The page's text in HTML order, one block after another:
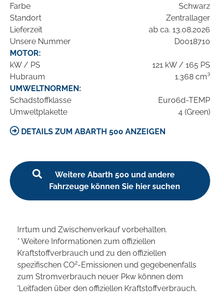
Farbe
Schwarz
Standort
Zentrallager
Lieferzeit
ab ca. 13.08.2026
Unsere Nummer
D0018710
MOTOR:
kW / PS
121 kW / 165 PS
Hubraum
1.368 cm³
UMWELTNORMEN:
Schadstoffklasse
Euro6d-TEMP
Umweltplakette
4 (Green)
DETAILS ZUM ABARTH 500 ANZEIGEN
Weitere Abarth 500 und andere
Fahrzeuge können Sie hier suchen
Irrtum und Zwischenverkauf vorbehalten.
* Weitere Informationen zum offiziellen
Kraftstoffverbrauch und zu den offiziellen
spezifischen CO2-Emissionen und gegebenenfalls
zum Stromverbrauch neuer Pkw können dem
'Leitfaden über den offiziellen Kraftstoffverbrauch,